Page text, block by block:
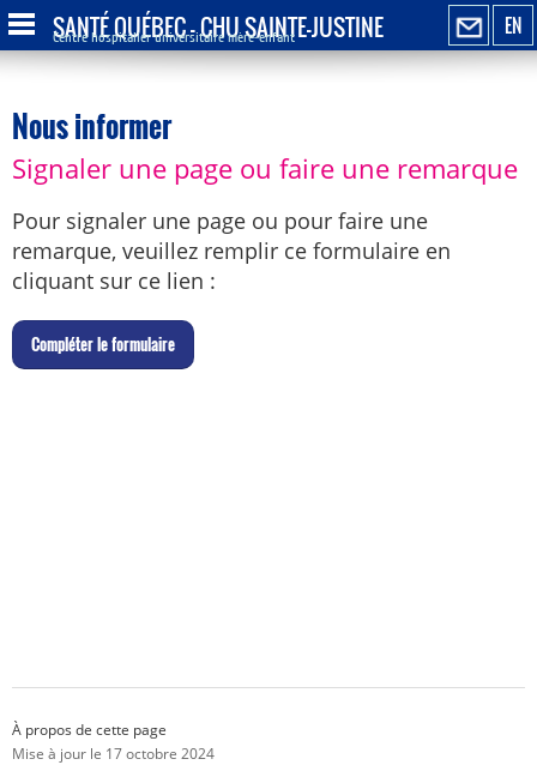
EN
SANTÉ QUÉBEC - CHU SAINTE-JUSTINE
Centre hospitalier universitaire mère-enfant
Nous informer
Signaler une page ou faire une remarque
Pour signaler une page ou pour faire une
remarque, veuillez remplir ce formulaire en
cliquant sur ce lien :
Compléter le formulaire
À propos de cette page
Mise à jour le 17 octobre 2024